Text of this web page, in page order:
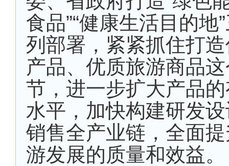
食品”“健康生活目的地
列部署，紧紧抓住打
产品、优质旅游商品
节，进一步扩大产品
水平，加快构建研发
销售全产业链，全面
游发展的质量和效益。